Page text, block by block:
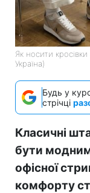
Як носити
Україна)
Будь у
стрічці
Класичні
бути
офісної
комфорту